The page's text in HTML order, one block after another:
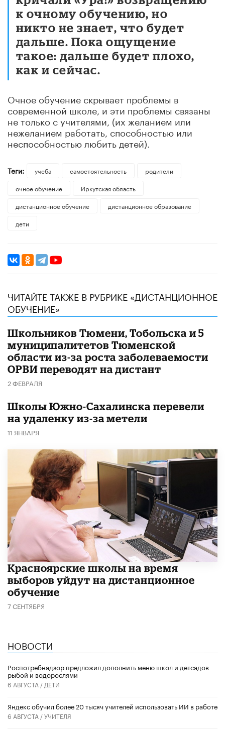
к очному обучению, но
никто не знает, что будет
дальше. Пока ощущение
такое: дальше будет плохо,
как и сейчас.
Очное обучение скрывает проблемы в
современной школе, и эти проблемы связаны
не только с учителями, (их желанием или
нежеланием работать, способностью или
неспособностью любить детей).
Теги: учеба самостоятельность
родители
очное обучение
Иркутская область
дистанционное обучение
дистанционное образование
дети
ЧИТАЙТЕ ТАКЖЕ В РУБРИКЕ «ДИСТАНЦИОННОЕ
ОБУЧЕНИЕ»
Школьников Тюмени, Тобольска и 5
муниципалитетов Тюменской
области из-за роста заболеваемости
ОРВИ переводят на дистант
2 ФЕВРАЛЯ
Школы Южно-Сахалинска перевели
на удаленку из-за метели
11 ЯНВАРЯ
Красноярские школы на время
выборов уйдут на дистанционное
обучение
7 СЕНТЯБРЯ
НОВОСТИ
Роспотребнадзор предложил дополнить меню школ и детсадов
рыбой и водорослями
6 АВГУСТА / ДЕТИ
​Яндекс обучил более 20 тысяч учителей использовать ИИ в работе
6 АВГУСТА /УЧИТЕЛЯ